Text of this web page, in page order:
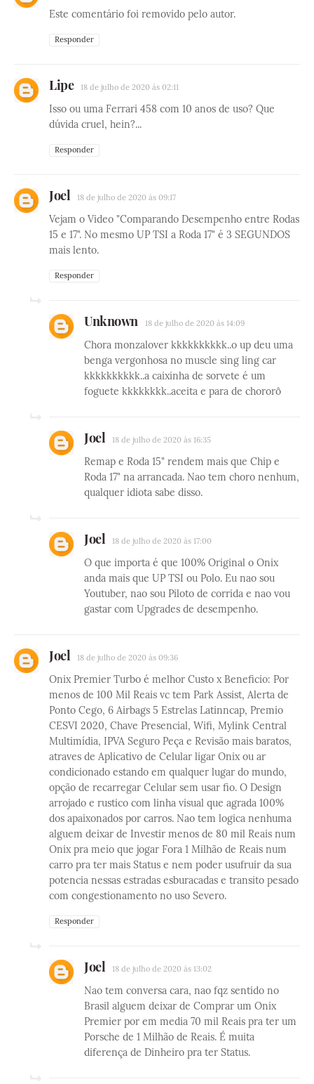
Este comentário foi removido pelo autor.
Responder
Lipe 18 de julho de 2020 às 02:11
Isso ou uma Ferrari 458 com 10 anos de uso? Que
dúvida cruel, hein?...
Responder
Joel 18 de julho de 2020 às 09:17
Vejam o Video "Comparando Desempenho entre Rodas
15 e 17". No mesmo UP TSI a Roda 17" é 3 SEGUNDOS
mais lento.
Responder
Unknown 18 de julho de 2020 às 14:09
Chora monzalover kkkkkkkkkk..o up deu uma
benga vergonhosa no muscle sing ling car
kkkkkkkkkk..a caixinha de sorvete é um
foguete kkkkkkkk..aceita e para de chororô
Joel 18 de julho de 2020 às 16:35
Remap e Roda 15" rendem mais que Chip e
Roda 17" na arrancada. Nao tem choro nenhum,
qualquer idiota sabe disso.
Joel 18 de julho de 2020 às 17:00
O que importa é que 100% Original o Onix
anda mais que UP TSI ou Polo. Eu nao sou
Youtuber, nao sou Piloto de corrida e nao vou
gastar com Upgrades de desempenho.
Joel 18 de julho de 2020 às 09:36
Onix Premier Turbo é melhor Custo x Beneficio: Por
menos de 100 Mil Reais vc tem Park Assist, Alerta de
Ponto Cego, 6 Airbags 5 Estrelas Latinncap, Premio
CESVI 2020, Chave Presencial, Wifi, Mylink Central
Multimídia, IPVA Seguro Peça e Revisão mais baratos,
atraves de Aplicativo de Celular ligar Onix ou ar
condicionado estando em qualquer lugar do mundo,
opção de recarregar Celular sem usar fio. O Design
arrojado e rustico com linha visual que agrada 100%
dos apaixonados por carros. Nao tem logica nenhuma
alguem deixar de Investir menos de 80 mil Reais num
Onix pra meio que jogar Fora 1 Milhão de Reais num
carro pra ter mais Status e nem poder usufruir da sua
potencia nessas estradas esburacadas e transito pesado
com congestionamento no uso Severo.
Responder
Joel 18 de julho de 2020 às 13:02
Nao tem conversa cara, nao fqz sentido no
Brasil alguem deixar de Comprar um Onix
Premier por em media 70 mil Reais pra ter um
Porsche de 1 Milhão de Reais. É muita
diferença de Dinheiro pra ter Status.